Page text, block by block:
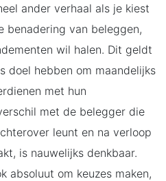
ander verhaal als je kiest
benadering van beleggen,
wil halen. Dit geldt
doel hebben om maandelijks
met hun
met de belegger die
leunt en na verloop
is nauwelijks denkbaar.
absoluut om keuzes maken,